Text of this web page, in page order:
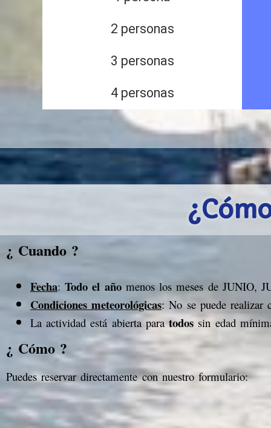
2 personas
3 personas
4 personas
¿Có
¿ Cuando ?
Fecha:Todo el añomenos los meses de JUNIO,
Condiciones meteorológicas: No se puede
La actividad está abierta paratodos sin edad
¿ Cómo ?
Puedes reservar directamente con nuestro formulario: